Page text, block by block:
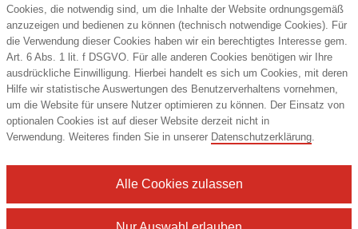
Kontakt
DIE6 Promotion Service GmbH
Bandstahlstraße 2
58093 Hagen
Deutschland
Tel.: +49 (2331) 359666
Cookies, die notwendig sind, um die Inhalte der Website ordnungsgemäß
anzuzeigen und bedienen zu können (technisch notwendige Cookies). Für
die Verwendung dieser Cookies haben wir ein berechtigtes Interesse gem.
Art. 6 Abs. 1 lit. f DSGVO. Für alle anderen Cookies benötigen wir Ihre
ausdrückliche Einwilligung. Hierbei handelt es sich um Cookies, mit deren
Hilfe wir statistische Auswertungen des Benutzerverhaltens vornehmen,
um die Website für unsere Nutzer optimieren zu können. Der Einsatz von
optionalen Cookies ist auf dieser Website derzeit nicht in
Verwendung. Weiteres finden Sie in unserer Datenschutzerklärung.
Alle Cookies zulassen